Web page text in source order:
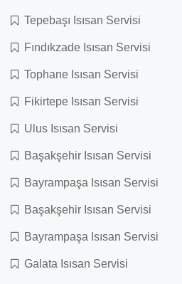
Tepebaşı Isısan Servisi
Fındıkzade Isısan Servisi
Tophane Isısan Servisi
Fikirtepe Isısan Servisi
Ulus Isısan Servisi
Başakşehir Isısan Servisi
Bayrampaşa Isısan Servisi
Başakşehir Isısan Servisi
Bayrampaşa Isısan Servisi
Galata Isısan Servisi